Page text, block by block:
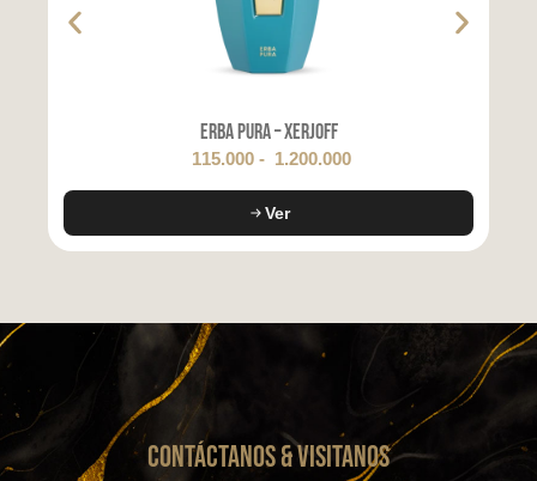
Erba Pura – Xerjoff
115.000 - 1.200.000
Ver
CONTáCTanos & VISITANOS